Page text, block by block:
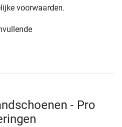
voorwaarden.
- Pro